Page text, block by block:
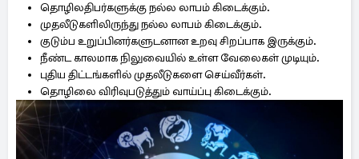
தொழிலதிபர்களுக்கு நல்ல லாபம் கிடைக்கும்.
முதலீடுகளிலிருந்து நல்ல லாபம் கிடைக்கும்.
குடும்ப உறுப்பினர்களுடனான உறவு சிறப்பாக இருக்கும்.
நீண்ட காலமாக நிலுவையில் உள்ள வேலைகள் முடியும்.
புதிய திட்டங்களில் முதலீடுகளை செய்வீர்கள்.
தொழிலை விரிவுபடுத்தும் வாய்ப்பு கிடைக்கும்.